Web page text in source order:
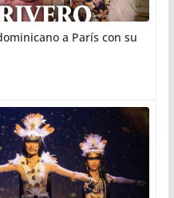
a París con su